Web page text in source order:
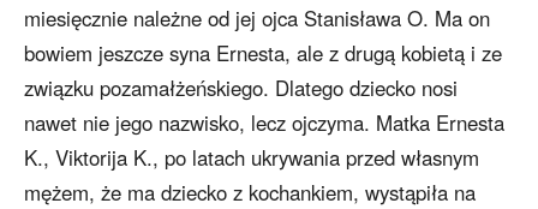
miesięcznie należne od jej ojca Stanisława O. Ma on
bowiem jeszcze syna Ernesta, ale z drugą kobietą i ze
związku pozamałżeńskiego. Dlatego dziecko nosi
nawet nie jego nazwisko, lecz ojczyma. Matka Ernesta
K., Viktorija K., po latach ukrywania przed własnym
mężem, że ma dziecko z kochankiem, wystąpiła na